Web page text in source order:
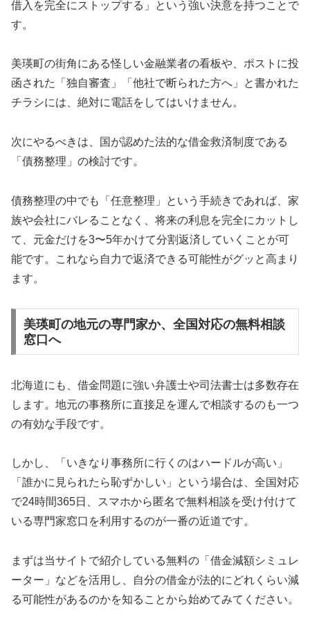
借入を完全にストップする」という強い決意を持つことで
す。
美瑛町の街角にある怪しい金融業者の看板や、ポストに投
函された「独自審査」「他社で断られた方へ」と書かれた
チラシには、絶対に電話をしてはいけません。
次にやるべきは、国が認めた法的な借金救済制度である
「債務整理」の検討です。
債務整理の中でも「任意整理」という手続きであれば、家
族や会社にバレることなく、将来の利息を完全にカットし
て、元金だけを3〜5年かけて分割返済していくことが可
能です。これなら自力で返済できる可能性がグッと高まり
ます。
美瑛町の地元の専門家か、全国対応の無料相談
窓口へ
北海道にも、借金問題に強い弁護士や司法書士は多数存在
します。地元の事務所に直接足を運んで相談するのも一つ
の有効な手段です。
しかし、「いきなり事務所に行くのはハードルが高い」
「誰かに見られたら恥ずかしい」という場合は、全国対応
で24時間365日、スマホから匿名で無料相談を受け付けて
いる専門家窓口を利用するのが一番の近道です。
まずは当サイトで紹介している無料の「借金減額シミュレ
ーター」などを活用し、自分の借金が法的にどれくらい減
る可能性があるのかを知ることから始めてみてください。